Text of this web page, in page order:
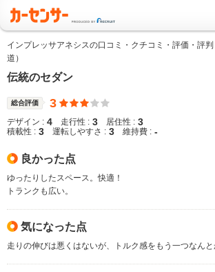
インプレッサアネシスの口コミ・クチコミ・評価・評
道）
伝統のセダン
総合評価 3
デザイン : 4 走行性 : 3 居住性 : 3
積載性 : 3 運転しやすさ : 3 維持費 : -
良かった点
ゆったりしたスペース。快適！
トランクも広い。
気になった点
走りの伸びは悪くはないが、トルク感をもう一つなん